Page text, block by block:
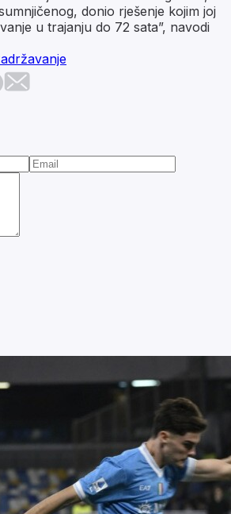
donio rješenje kojim joj
u trajanju do 72 sata”, navodi